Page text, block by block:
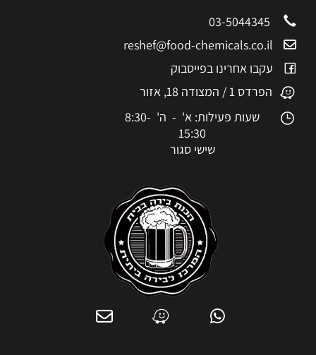
reshef@food-chemicals.co.il
עקבו אחרינו בפייסבוק
הפרדס 1 / המצודה 18, אזור
שעות פעילות: א' - ה' 8:30-
15:30
שישי סגור